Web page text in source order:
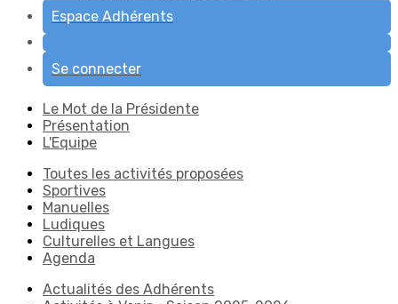
Espace Adhérents
Se connecter
Le Mot de la Présidente
Présentation
L'Equipe
Toutes les activités proposées
Sportives
Manuelles
Ludiques
Culturelles et Langues
Agenda
Actualités des Adhérents